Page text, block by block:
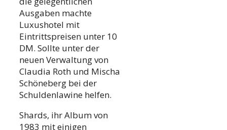
Ausgaben machte
Luxushotel mit
Eintrittspreisen unter 10
DM. Sollte unter der
neuen Verwaltung von
Claudia Roth und Mischa
Schöneberg bei der
Schuldenlawine helfen.
Shards, ihr Album von
1983 mit einigen